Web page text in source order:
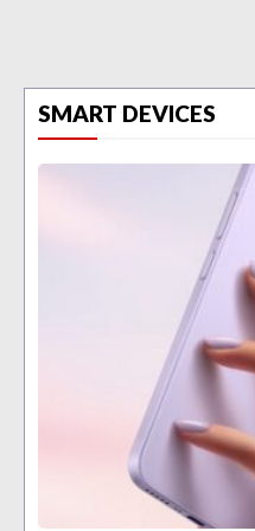
SMART DEVICES